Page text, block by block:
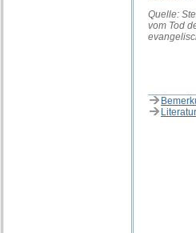
Quelle:
vom Tod